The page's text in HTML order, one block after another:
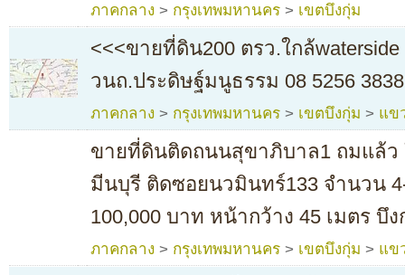
ภาคกลาง > กรุงเทพมหานคร > เขตบึงกุ่ม
<<<ขายที่ดิน200 ตรว.ใกล้
วนถ.ประดิษฐ์มนูธรรม 08 5256
ภาคกลาง > กรุงเทพมหานคร > เขตบึงกุ่ม > แข
ขายที่ดินติดถนนสุขาภิบาล1 ถมแล้ว
มีนบุรี ติดซอยนวมินทร์133 จำนวน
100,000 บาท หน้ากว้าง 45 เมตร บึ
ภาคกลาง > กรุงเทพมหานคร > เขตบึงกุ่ม > แข